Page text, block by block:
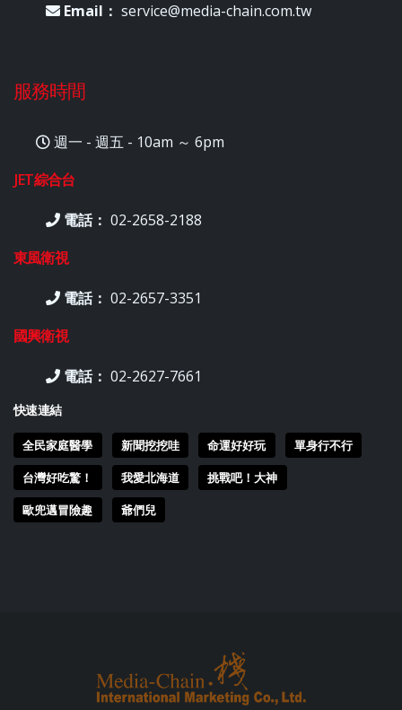
Email： service@media-chain.com.tw
服務時間
週一 - 週五 - 10am ～ 6pm
JET綜合台
電話： 02-2658-2188
東風衛視
電話： 02-2657-3351
國興衛視
電話： 02-2627-7661
快速連結
全民家庭醫學 新聞挖挖哇 命運好好玩
單身行不行
台灣好吃驚！
我愛北海道
挑戰吧！大神
歐兜邁冒險趣
爺們兒